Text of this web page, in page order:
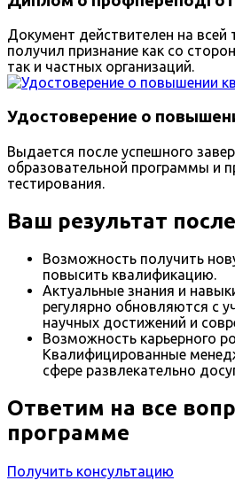
Документ действителен на всей
получил признание как со
так и частных организаций.
Удостоверение о
Выдается после успешного
образовательной программы и
тестирования.
Ваш результат
Возможность получить
повысить квалификацию.
Актуальные знания и
регулярно обновляются с
научных достижений и
Возможность карьерного
Квалифицированные
сфере развлекательно
Ответим на все
программе
Получить консультацию